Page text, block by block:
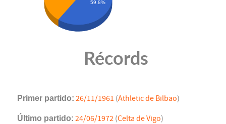
59.8%
Récords
Primer partido: 26/11/1961 (Athletic de Bilbao)
Último partido: 24/06/1972 (Celta de Vigo)